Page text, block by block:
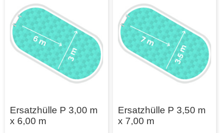
Ersatzhülle P 3,00 m
x 6,00 m
Ersatzhülle P 3,50 m
x 7,00 m